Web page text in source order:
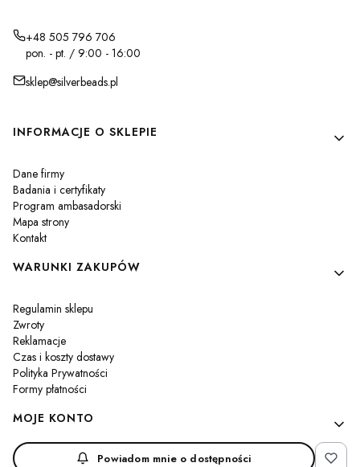
+48 505 796 706
pon. - pt. / 9:00 - 16:00
sklep@silverbeads.pl
Linki w stopce
INFORMACJE O SKLEPIE
Dane firmy
Badania i certyfikaty
Program ambasadorski
Mapa strony
Kontakt
WARUNKI ZAKUPÓW
Regulamin sklepu
Zwroty
Reklamacje
Czas i koszty dostawy
Polityka Prywatności
Formy płatności
MOJE KONTO
Twoje zamówieniaPowiadom mnie o dostępności